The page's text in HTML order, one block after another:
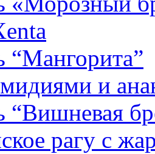
“Мангорита”
и
“Вишневая
рагу с